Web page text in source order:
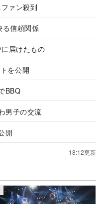
ァン殺到
信頼関係
届けたもの
を公開
BBQ
男子の交流
開
18:12更新